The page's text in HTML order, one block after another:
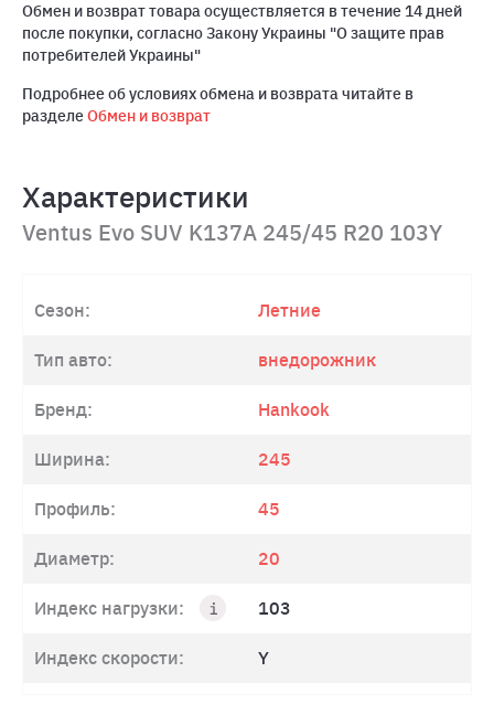
Обмен и возврат товара осуществляется в течение 14 дней
после покупки, согласно Закону Украины "О защите прав
потребителей Украины"
Подробнее об условиях обмена и возврата читайте в
разделеОбмен и возврат
Характеристики
Ventus Evo SUV K137A 245/45 R20 103Y
Сезон: Летние
Тип авто: внедорожник
Бренд: Hankook
Ширина: 245
Профиль: 45
Диаметр: 20
Индекс нагрузки: 103
Индекс скорости: Y